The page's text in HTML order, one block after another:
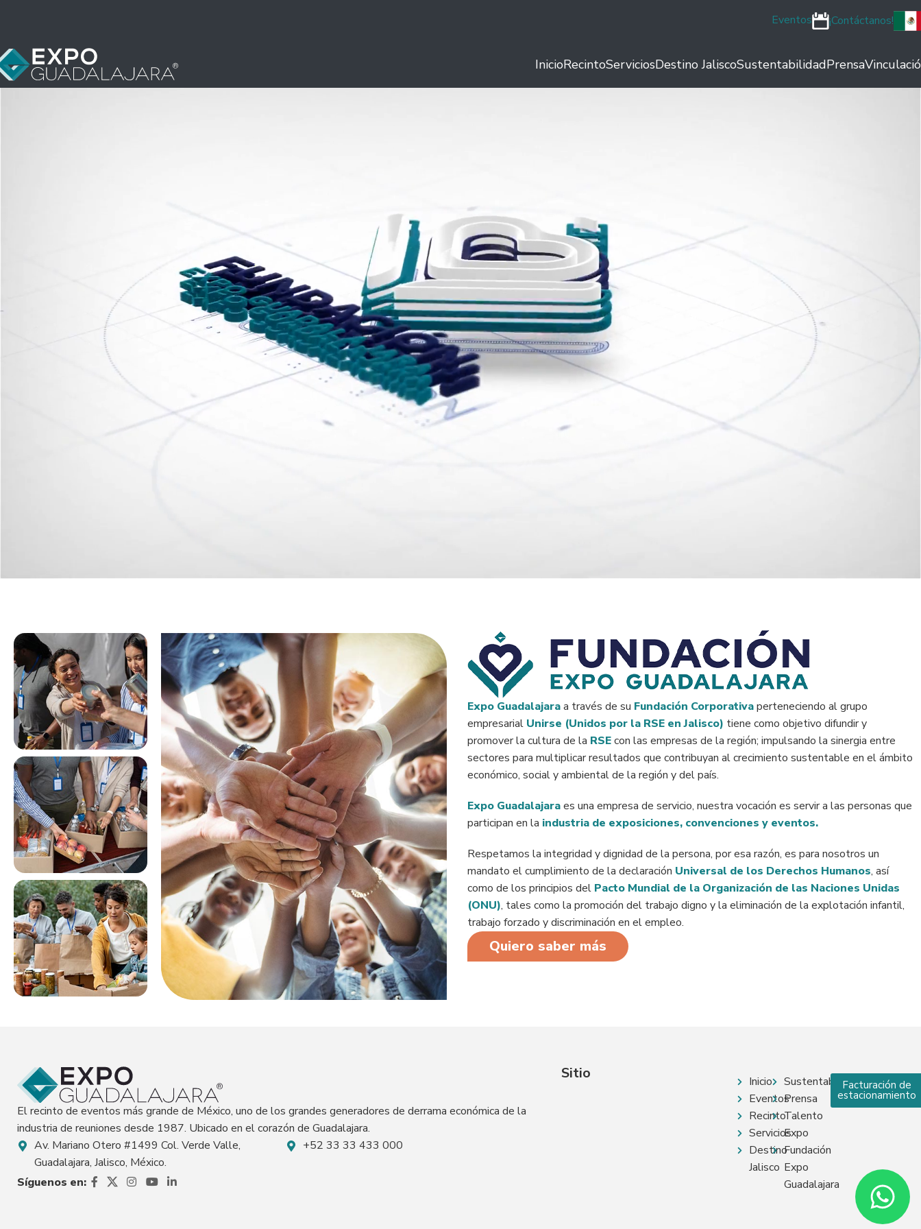
Eventos ¡Contáctanos!
InicioRecintoServiciosDestino JaliscoSustentabilidadPrensa
Expo Guadalajaraa través de su Fundación Corporativaperteneciendo al grupo
empresarial Unirse (Unidos por la RSE en Jalisco) tiene como objetivo difundir y
promover la cultura de la RSEcon las empresas de la región; impulsando la sinergia entre
sectores para multiplicar resultados que contribuyan al crecimiento sustentable en el ámbito
económico, social y ambiental de la región y del país.
Expo Guadalajaraes una empresa de servicio, nuestra vocación es servir a las personas que
participan en la industria de exposiciones, convenciones y eventos.
Respetamos la integridad y dignidad de la persona, por esa razón, es para nosotros un
mandato el cumplimiento de la declaración Universal de los Derechos Humanos, así
como de los principios del Pacto Mundial de la Organización de las Naciones Unidas
(ONU), tales como la promoción del trabajo digno y la eliminación de la explotación infantil,
trabajo forzado y discriminación en el empleo.
Quiero saber más
El recinto de eventos más grande de México, uno de los grandes generadores de derrama económica de la
industria de reuniones desde 1987. Ubicado en el corazón de Guadalajara.
Av. Mariano Otero #1499 Col. Verde Valle,
Guadalajara, Jalisco, México.
+52 33 33 433 000
Síguenos en:
Sitio
Inicio
Eventos
Recinto
Servicios
Destino
Jalisco
Sustentabilidad
Prensa
Talento
Expo
Fundación
Expo
Guadalajara
Facturación de
estacionamiento